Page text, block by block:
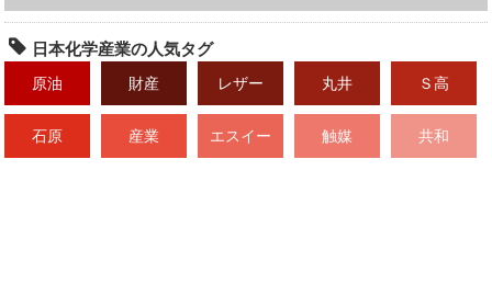
日本化学産業の人気タグ
原油 財産 レザー 丸井 Ｓ高
石原 産業 エスイー 触媒 共和